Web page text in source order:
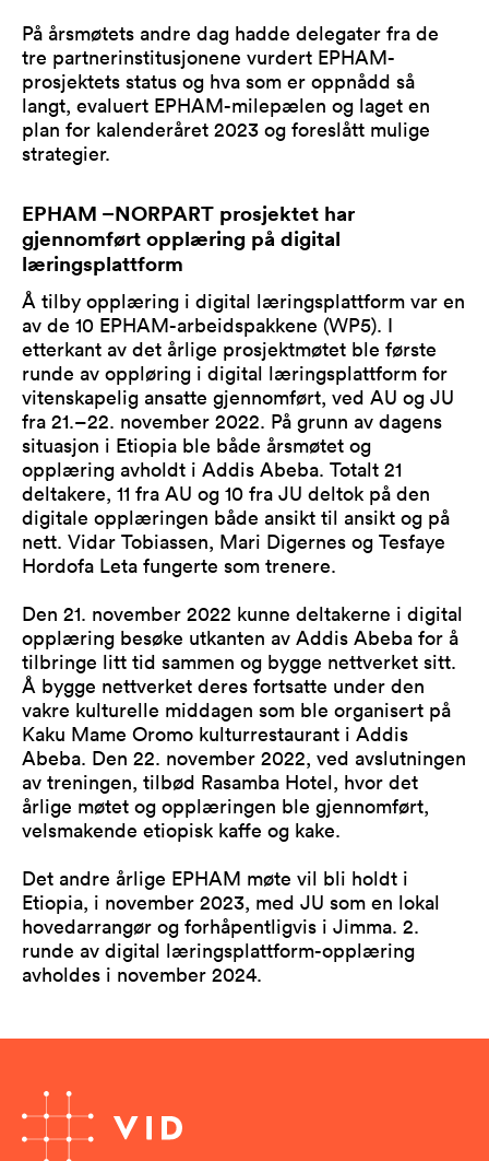
På årsmøtets andre dag hadde delegater fra de
tre partnerinstitusjonene vurdert EPHAM-
prosjektets status og hva som er oppnådd så
langt, evaluert EPHAM-milepælen og laget en
plan for kalenderåret 2023 og foreslått mulige
strategier.
EPHAM –NORPART prosjektet har
gjennomført opplæring på digital
læringsplattform
Å tilby opplæring i digital læringsplattform var en
av de 10 EPHAM-arbeidspakkene (WP5). I
etterkant av det årlige prosjektmøtet ble første
runde av oppløring i digital læringsplattform for
vitenskapelig ansatte gjennomført, ved AU og JU
fra 21.–22. november 2022. På grunn av dagens
situasjon i Etiopia ble både årsmøtet og
opplæring avholdt i Addis Abeba. Totalt 21
deltakere, 11 fra AU og 10 fra JU deltok på den
digitale opplæringen både ansikt til ansikt og på
nett. Vidar Tobiassen, Mari Digernes og Tesfaye
Hordofa Leta fungerte som trenere.
Den 21. november 2022 kunne deltakerne i digital
opplæring besøke utkanten av Addis Abeba for å
tilbringe litt tid sammen og bygge nettverket sitt.
Å bygge nettverket deres fortsatte under den
vakre kulturelle middagen som ble organisert på
Kaku Mame Oromo kulturrestaurant i Addis
Abeba. Den 22. november 2022, ved avslutningen
av treningen, tilbød Rasamba Hotel, hvor det
årlige møtet og opplæringen ble gjennomført,
velsmakende etiopisk kaffe og kake.
Det andre årlige EPHAM møte vil bli holdt i
Etiopia, i november 2023, med JU som en lokal
hovedarrangør og forhåpentligvis i Jimma. 2.
runde av digital læringsplattform-opplæring
avholdes i november 2024.